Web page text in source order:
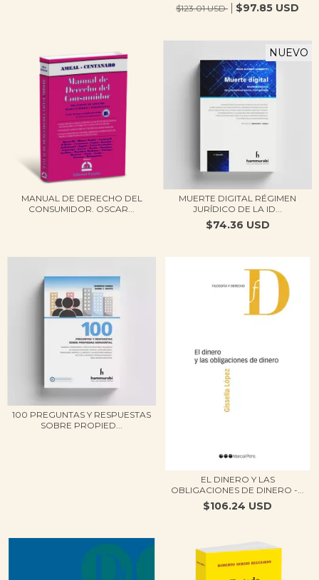
$123.01 USD
$97.85 USD
MANUAL DE DERECHO DEL
CONSUMIDOR. OSCAR...
NUEVO
MUERTE DIGITAL RÉGIMEN
JURÍDICO DE LA ID...
$74.36 USD
100 PREGUNTAS Y RESPUESTAS
SOBRE PROPIED...
EL DINERO Y LAS
OBLIGACIONES DE DINERO -...
$106.24 USD